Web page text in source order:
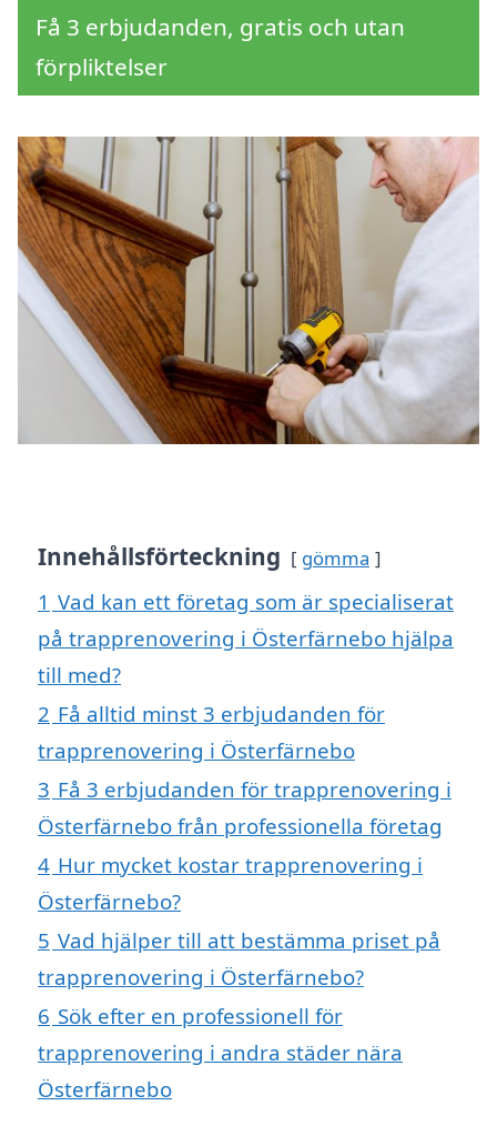
Få 3 erbjudanden, gratis och utan
förpliktelser
Innehållsförteckning gömma
1 Vad kan ett företag som är specialiserat
på trapprenovering i Österfärnebo hjälpa
till med?
2 Få alltid minst 3 erbjudanden för
trapprenovering i Österfärnebo
3 Få 3 erbjudanden för trapprenovering i
Österfärnebo från professionella företag
4 Hur mycket kostar trapprenovering i
Österfärnebo?
5 Vad hjälper till att bestämma priset på
trapprenovering i Österfärnebo?
6 Sök efter en professionell för
trapprenovering i andra städer nära
Österfärnebo